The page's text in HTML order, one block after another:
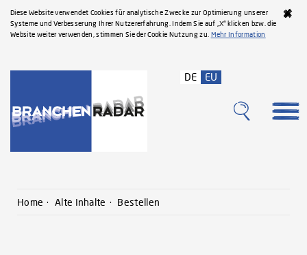
Diese Website verwendet Cookies für analytische Zwecke zur Optimierung unserer
Systeme und Verbesserung Ihrer Nutzererfahrung. Indem Sie auf „X“ klicken bzw. die
Website weiter verwenden, stimmen Sie der Cookie Nutzung zu. Mehr Information
DE EU
Home Alte Inhalte Bestellen